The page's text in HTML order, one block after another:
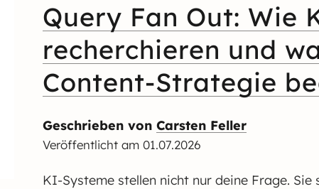
Query Fan Out: Wie
recherchieren und
Content-Strategie
Geschrieben von Carsten Feller
Veröffentlicht am 01.07.2026
KI-Systeme stellen nicht nur deine Frage.